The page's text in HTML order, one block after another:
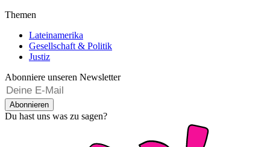
Themen
Lateinamerika
Gesellschaft & Politik
Justiz
Abonniere unseren Newsletter
Abonnieren
Du hast uns was zu sagen?